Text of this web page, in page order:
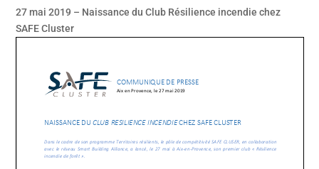
27 mai 2019 – Naissance du Club Résilience incendie chez
SAFE Cluster